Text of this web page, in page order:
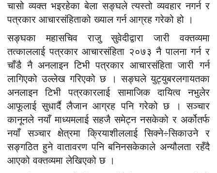
चासो व्यक्त भइरहेका बेला सङ्घले त्यस्तो व्यवहार नगर्न र
पत्रकार आचारसंहिताको ख्याल गर्न आग्रह गरेको हो ।
सङ्घका महासचिव राजु सुवेदीद्वारा जारी वक्तव्यमा
तत्काललाई पत्रकार आचारसंहिता २०७३ नै पालना गर्न र
चाँडै नै अनलाइन टिभी पत्रकार आचारसंहिता जारी गर्न
लागिएको उल्लेख गरिएको छ । सङ्घले युट्युबरलगायतका
अनलाइन टिभी पत्रकारलाई सामाजिक दायित्व नभुलेर
आफूलाई सुधार्दै लैजान आग्रह पनि गरेको छ । सञ्चार
कानूनले नयाँ माध्यमलाई सहजै समेट्न नसकेको र अर्कोतर्फ
नयाँ सञ्चार क्षेत्रमा क्रियाशीललाई सिक्ने÷सिकाउने र
सङ्गठित हुने वातावरण पनि बनिनसकेकाले अन्यौलता रहँदै
आएको वक्तव्यमा लेखिएको छ ।